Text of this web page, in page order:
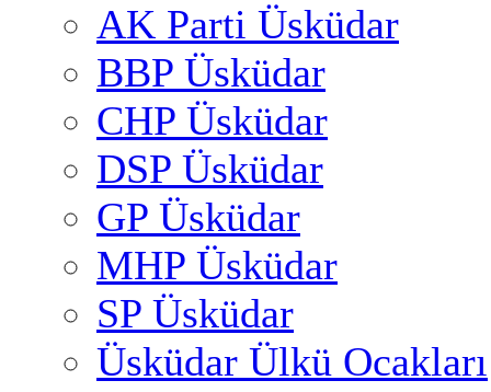
AK Parti Üsküdar
BBP Üsküdar
CHP Üsküdar
DSP Üsküdar
GP Üsküdar
MHP Üsküdar
SP Üsküdar
Üsküdar Ülkü Ocakları